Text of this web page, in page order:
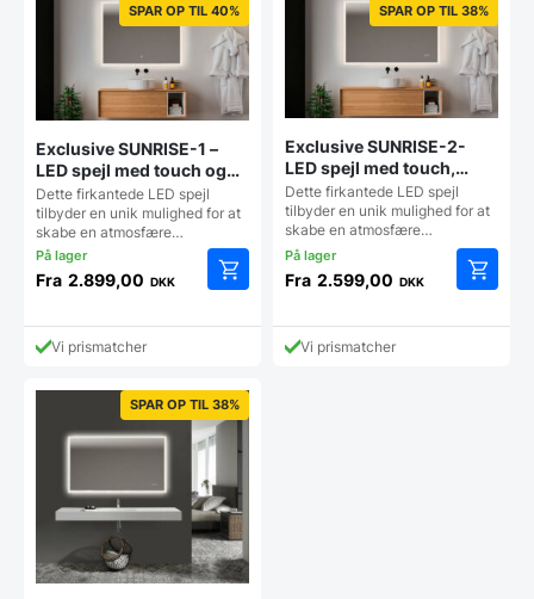
SPAR OP TIL 40%
Exclusive SUNRISE-1 –
LED spejl med touch og
justerbar farvetone – flere
størrelser
Dette firkantede LED spejl
tilbyder en unik mulighed for at
skabe en atmosfære…
Fra 2.899,00 DKK
vare
varianter.
Mulighederne
kan
vælges
varesiden
Vi prismatcher
SPAR OP TIL 38%
Exclusive SUNRISE-2-
LED spejl med touch,
antidug og justerbar
lysstyrke – flere størrelser
Dette firkantede LED spejl
tilbyder en unik mulighed for at
skabe en atmosfære…
Fra 2.599,00 DKK
vare
Vi prismatcher
SPAR OP TIL 38%